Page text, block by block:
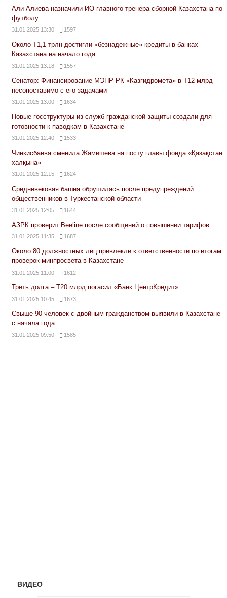
Али Алиева назначили ИО главного тренера сборной Казахстана по
футболу
31.01.2025 13:30 1597
Около Т1,1 трлн достигли «безнадежные» кредиты в банках
Казахстана на начало года
31.01.2025 13:18 1557
Сенатор: Финансирование МЭПР РК «Казгидромета» в Т12 млрд –
несопоставимо с его задачами
31.01.2025 13:00 1634
Новые госструктуры из служб гражданской защиты создали для
готовности к паводкам в Казахстане
31.01.2025 12:40 1533
Чинкисбаева сменила Жамишева на посту главы фонда «Қазақстан
халқына»
31.01.2025 12:15 1624
Средневековая башня обрушилась после предупреждений
общественников в Туркестанской области
31.01.2025 12:05 1644
АЗРК проверит Beeline после сообщений о повышении тарифов
31.01.2025 11:35 1687
Около 80 должностных лиц привлекли к ответственности по итогам
проверок минпросвета в Казахстане
31.01.2025 11:00 1612
Треть долга – Т20 млрд погасил «Банк ЦентрКредит»
31.01.2025 10:45 1673
Свыше 90 человек с двойным гражданством выявили в Казахстане
с начала года
31.01.2025 09:50 1585
ВИДЕО